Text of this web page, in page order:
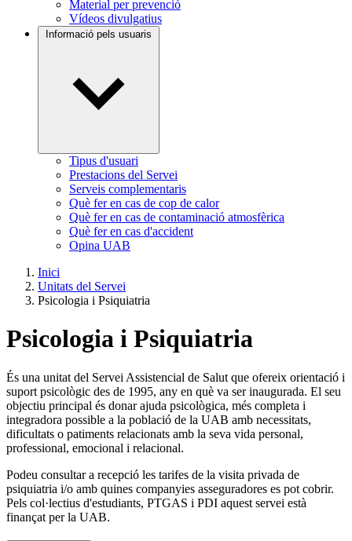
Material per prevenció
Vídeos divulgatius
Informació pels usuaris
Tipus d'usuari
Prestacions del Servei
Serveis complementaris
Què fer en cas de cop de calor
Què fer en cas de contaminació atmosfèrica
Què fer en cas d'accident
Opina UAB
Inici
Unitats del Servei
Psicologia i Psiquiatria
Psicologia i Psiquiatria
És una unitat del Servei Assistencial de Salut que ofereix orientació i
suport psicològic des de 1995, any en què va ser inaugurada. El seu
objectiu principal és donar ajuda psicològica, més completa i
integradora possible a la població de la UAB amb necessitats,
dificultats o patiments relacionats amb la seva vida personal,
professional, emocional i relacional.
Podeu consultar a recepció les tarifes de la visita privada de
psiquiatria i/o amb quines companyies asseguradores es pot cobrir.
Pels col·lectius d'estudiants, PTGAS i PDI aquest servei està
finançat per la UAB.